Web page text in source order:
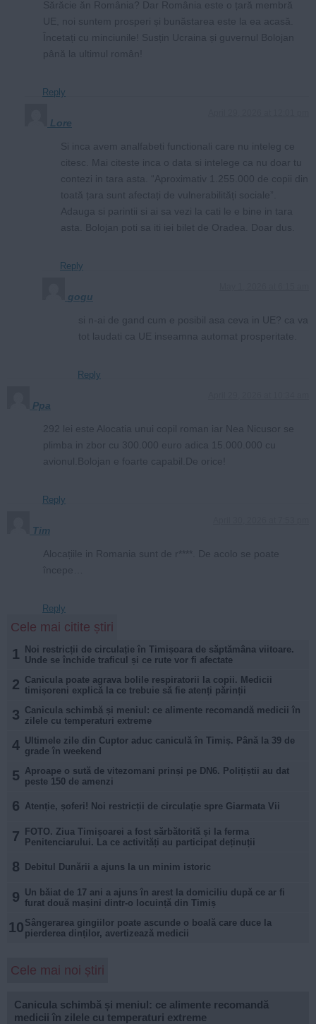
Reply
Lore
Reply
gogu
Reply
Ppa
Reply
Tim
Reply
Cele mai citite știri
1
Noi restricții de circulație în Timișoara de săptămâna viitoare.
Unde se închide traficul și ce rute vor fi afectate
2 Canicula poate agrava bolile respiratorii la copii. Medicii
timișoreni explică la ce trebuie să fie atenți părinții
3 Canicula schimbă și meniul: ce alimente recomandă medicii în
zilele cu temperaturi extreme
4
Ultimele zile din Cuptor aduc caniculă în Timiș. Până la 39 de
grade în weekend
5 Aproape o sută de vitezomani prinși pe DN6. Polițiștii au dat
peste 150 de amenzi
6 Atenție, șoferi! Noi restricții de circulație spre Giarmata Vii
7
FOTO. Ziua Timișoarei a fost sărbătorită și la ferma
Penitenciarului. La ce activități au participat deținuții
8 Debitul Dunării a ajuns la un minim istoric
9
Un băiat de 17 ani a ajuns în arest la domiciliu după ce ar fi
furat două mașini dintr-o locuință din Timiș
10 Sângerarea gingiilor poate ascunde o boală care duce la
pierderea dinților, avertizează medicii
Cele mai noi știri
Canicula schimbă și meniul: ce alimente recomandă
medicii în zilele cu temperaturi extreme